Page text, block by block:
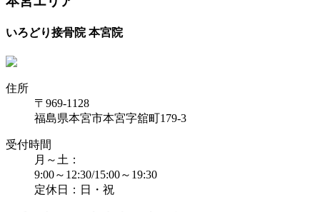
いろどり接骨院 本宮院
住所
〒969-1128
福島県本宮市本宮字舘町179-3
受付時間
月～土：
9:00～12:30/15:00～19:30
定休日：日・祝